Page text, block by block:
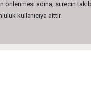
önlenmesi adına, sürecin
kullanıcıya aittir.